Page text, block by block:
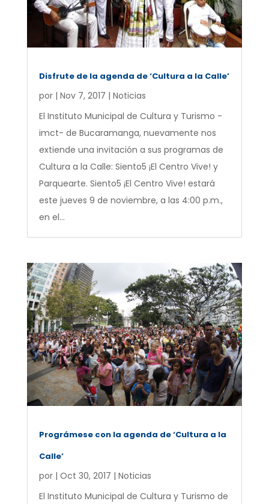
Disfrute de la agenda de ‘Cultura a la Calle’
por | Nov 7, 2017 | Noticias
El Instituto Municipal de Cultura y Turismo -
imct- de Bucaramanga, nuevamente nos
extiende una invitación a sus programas de
Cultura a la Calle: Siento5 ¡El Centro Vive! y
Parquearte. Siento5 ¡El Centro Vive! estará
este jueves 9 de noviembre, a las 4:00 p.m.,
en el...
Prográmese con la agenda de ‘Cultura a la
Calle’
por | Oct 30, 2017 | Noticias
El Instituto Municipal de Cultura y Turismo de